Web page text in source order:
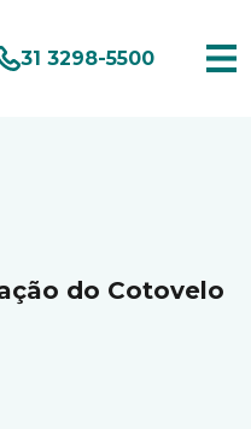
31 3298-5500
do Cotovelo